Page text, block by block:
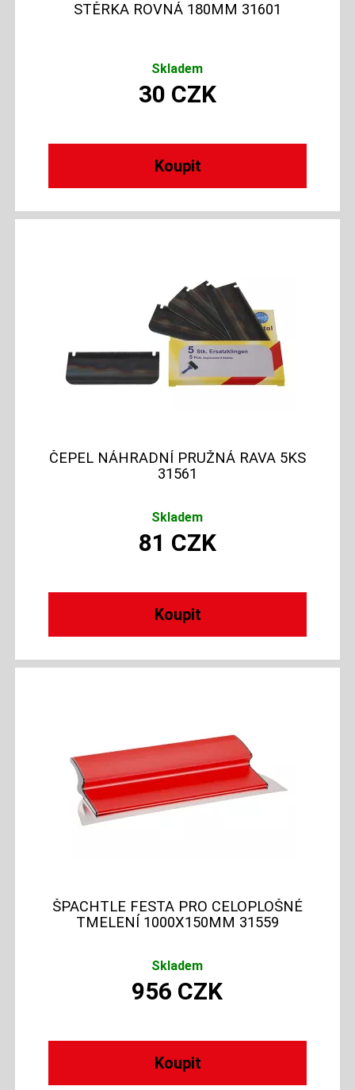
STĚRKA ROVNÁ 180MM 31601
Skladem
30 CZK
ČEPEL NÁHRADNÍ PRUŽNÁ RAVA 5KS
31561
Skladem
81 CZK
ŠPACHTLE FESTA PRO CELOPLOŠNÉ
TMELENÍ 1000X150MM 31559
Skladem
956 CZK